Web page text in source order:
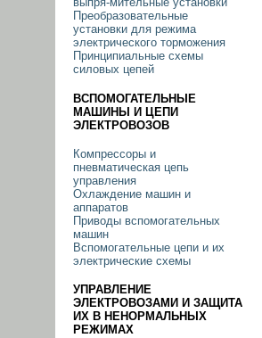
Преобразовательные
установки для режима
электрического торможения
Принципиальные схемы
силовых цепей
ВСПОМОГАТЕЛЬНЫЕ
МАШИНЫ И ЦЕПИ
ЭЛЕКТРОВОЗОВ
Компрессоры и
пневматическая цепь
управления
Охлаждение машин и
аппаратов
Приводы вспомогательных
машин
Вспомогательные цепи и их
электрические схемы
УПРАВЛЕНИЕ
ЭЛЕКТРОВОЗАМИ И ЗАЩИТА
ИХ В НЕНОРМАЛЬНЫХ
РЕЖИМАХ